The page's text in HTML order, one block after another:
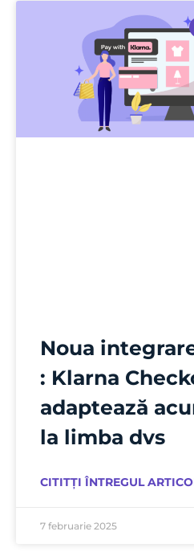
Noua
: Klarna
adaptează
la limba dvs
CITITȚI ÎNTREGUL
7 februarie 2025